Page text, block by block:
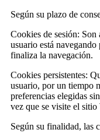
Según su plazo de
Cookies de sesión: Son
usuario está
finaliza la navegación.
Cookies persistentes:
usuario, por un tiempo
preferencias elegidas
vez que se visite el sitio
Según su finalidad, las